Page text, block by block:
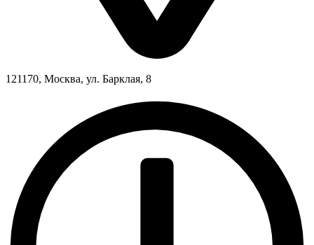
121170, Москва, ул. Барклая, 8